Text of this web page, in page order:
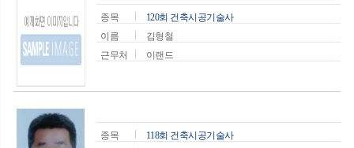
종목
120회 건축시공기술사
이름
김형철
근무처
이랜드
종목
118회 건축시공기술사